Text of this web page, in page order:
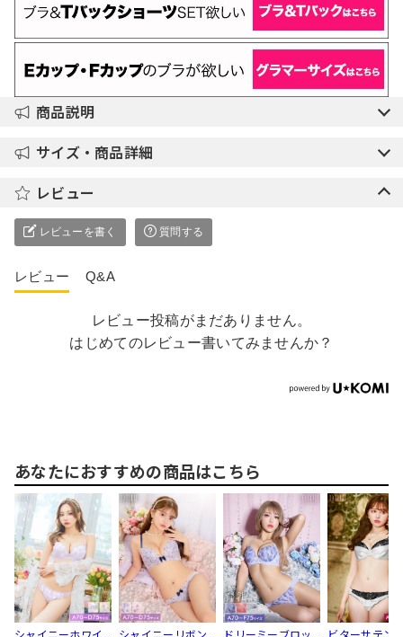
商品説明
サイズ・商品詳細
レビュー
レビューを書く 質問する
レビュー Q&A
レビュー投稿がまだありません。
はじめてのレビュー書いてみませんか？
あなたにおすすめの商品はこちら